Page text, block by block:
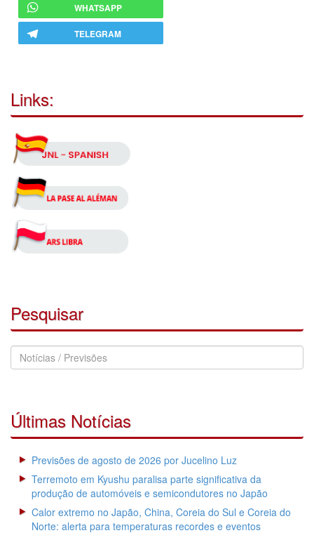
WHATSAPP
TELEGRAM
Links:
Pesquisar
Pesquisar
Notícias
Últimas Notícias
Previsões de agosto de 2026 por Jucelino Luz
Terremoto em Kyushu paralisa parte significativa da
produção de automóveis e semicondutores no Japão
Calor extremo no Japão, China, Coreia do Sul e Coreia do
Norte: alerta para temperaturas recordes e eventos